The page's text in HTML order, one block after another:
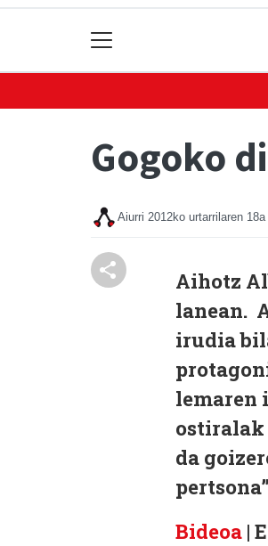
Gogoko
Aiurri 2012ko urtarrilaren 18a
Aihotz
lanean.
irudia
lemaren
ostiralak
da
Bideoa |